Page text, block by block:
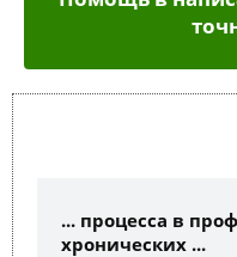
... процесса в
хронических ...